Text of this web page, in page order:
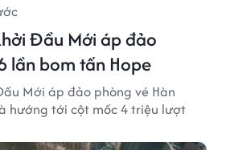
Đầu Mới áp đảo
lần bom tấn Hope
Mới áp đảo phòng vé Hàn
hướng tới cột mốc 4 triệu lượt